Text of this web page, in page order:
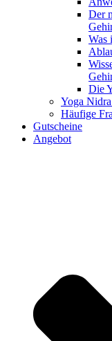
Der
Was
Die
Yoga
Häufige
Gutscheine
Angebot